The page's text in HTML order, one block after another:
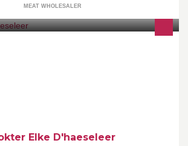
MEAT WHOLESALER
Elke D'haeseleer